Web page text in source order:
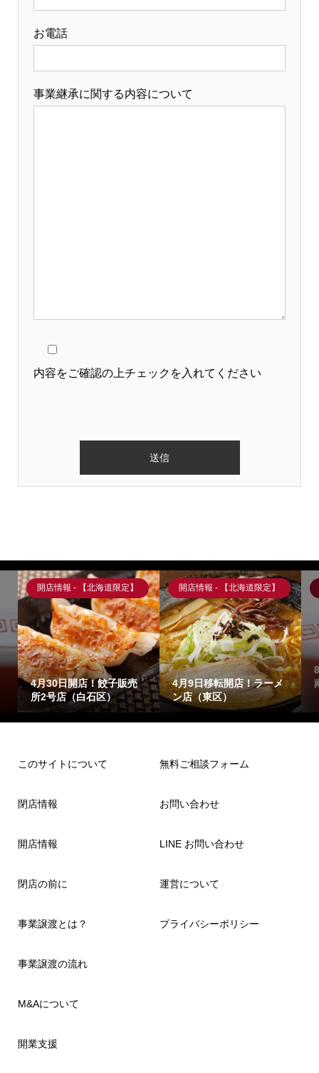
お電話
事業継承に関する内容について
内容をご確認の上チェックを入れてください
開店情報 - 【北海道限定】
4月30日開店！餃子販売
所2号店（白石区）
開店情報 - 【北海道限定】
4月9日移転開店！ラーメ
ン店（東区）
このサイトについて
閉店情報
開店情報
閉店の前に
事業譲渡とは？
事業譲渡の流れ
M&Aについて
開業支援
無料ご相談フォーム
お問い合わせ
LINE お問い合わせ
運営について
プライバシーポリシー